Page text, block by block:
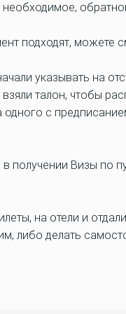
подходят, можете
указывать на
талон, чтобы
одного с
получении Визы по
на отели и
либо делать